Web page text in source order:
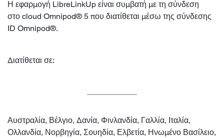
Η εφαρμογή LibreLinkUp είναι συμβατή με τη σύνδεση
στο cloud Omnipod® 5 που διατίθεται μέσω της σύνδεσης
ID Omnipod®.
Διατίθεται σε:
Αυστραλία, Βέλγιο, Δανία, Φινλανδία, Γαλλία, Ιταλία,
Ολλανδία, Νορβηγία, Σουηδία, Ελβετία, Ηνωμένο Βασίλειο,